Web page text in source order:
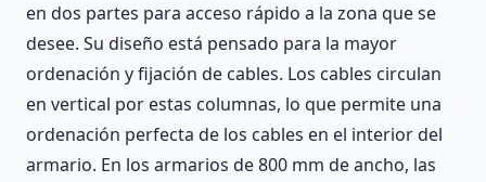
en dos partes para acceso rápido a la zona que se
desee. Su diseño está pensado para la mayor
ordenación y fijación de cables. Los cables circulan
en vertical por estas columnas, lo que permite una
ordenación perfecta de los cables en el interior del
armario. En los armarios de 800 mm de ancho, las